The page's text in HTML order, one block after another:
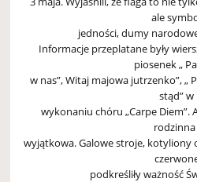
ale
jedności, dumy
Informacje przeplatane były
piosenek „
w nas”, Witaj majowa jutrzenko”, „
stąd” w
wykonaniu chóru „Carpe Diem”.
rodzinna
wyjątkowa. Galowe stroje, kotyliony
podkreśliły ważność